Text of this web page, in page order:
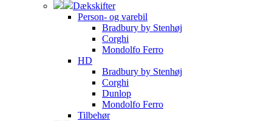
Dækskifter
Person- og varebil
Bradbury by Stenhøj
Corghi
Mondolfo Ferro
HD
Bradbury by Stenhøj
Corghi
Dunlop
Mondolfo Ferro
Tilbehør